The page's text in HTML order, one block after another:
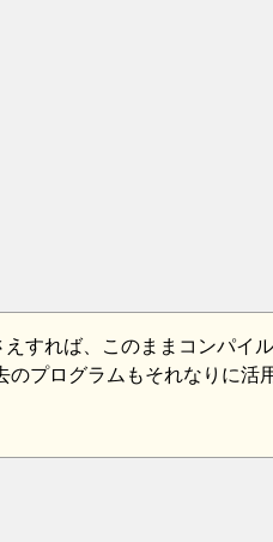
すれば、このままコンパイ
プログラムもそれなりに活